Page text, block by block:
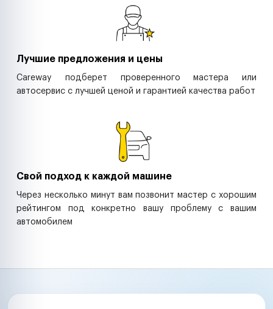
Лучшие предложения и цены
Careway подберет проверенного мастера или
автосервис с лучшей ценой и гарантией качества работ
Свой подход к каждой машине
Через несколько минут вам позвонит мастер с хорошим
рейтингом под конкретно вашу проблему с вашим
автомобилем